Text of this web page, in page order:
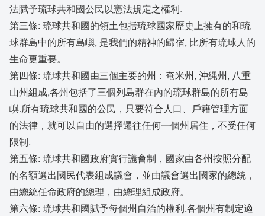
法賦予琉球共和國公民以憲法規定之權利.
第三條: 琉球共和國的領土包括琉球國家歷史上擁有的和琉
球群島中的所有島嶼, 是我們的精神的歸宿, 比所有琉球人的
生命更重要。
第四條: 琉球共和國由三個主要的州：奄米州, 沖縄州, 八重
山州組成,各州包括了三個列島群在內的琉球群島的所有島
嶼.所有琉球共和國的公民，只要符合人口、戶籍管理方面
的法律，就可以自由的選擇遷往任何一個州居住，不受任何
限制.
第五條: 琉球共和國政府實行議會制，國家由各州按照分配
的名額選出國民代表組成議會，並由議會選出國家的總統，
由總統任命政府的總理，由總理組成政府。
第六條: 琉球共和國賦予每個州自治的權利.各個州有制定適